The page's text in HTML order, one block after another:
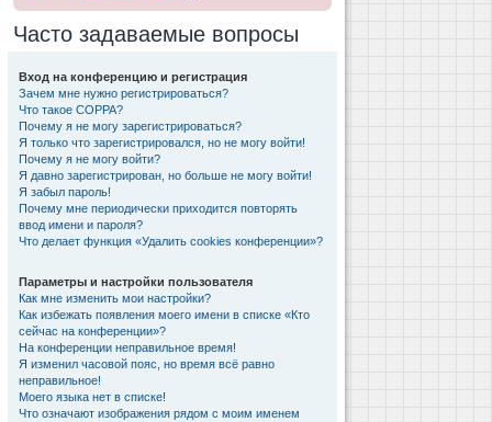
Часто задаваемые вопросы
Вход на конференцию и регистрация
Зачем мне нужно регистрироваться?
Что такое COPPA?
Почему я не могу зарегистрироваться?
Я только что зарегистрировался, но не могу войти!
Почему я не могу войти?
Я давно зарегистрирован, но больше не могу войти!
Я забыл пароль!
Почему мне периодически приходится повторять
ввод имени и пароля?
Что делает функция «Удалить cookies конференции»?
Параметры и настройки пользователя
Как мне изменить мои настройки?
Как избежать появления моего имени в списке «Кто
сейчас на конференции»?
На конференции неправильное время!
Я изменил часовой пояс, но время всё равно
неправильное!
Моего языка нет в списке!
Что означают изображения рядом с моим именем